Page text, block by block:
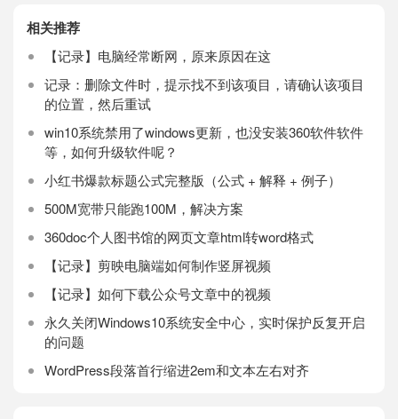
相关推荐
【记录】电脑经常断网，原来原因在这
记录：删除文件时，提示找不到该项目，请确认该项目
的位置，然后重试
win10系统禁用了windows更新，也没安装360软件软件
等，如何升级软件呢？
小红书爆款标题公式完整版（公式 + 解释 + 例子）
500M宽带只能跑100M，解决方案
360doc个人图书馆的网页文章html转word格式
【记录】剪映电脑端如何制作竖屏视频
【记录】如何下载公众号文章中的视频
永久关闭Windows10系统安全中心，实时保护反复开启
的问题
WordPress段落首行缩进2em和文本左右对齐